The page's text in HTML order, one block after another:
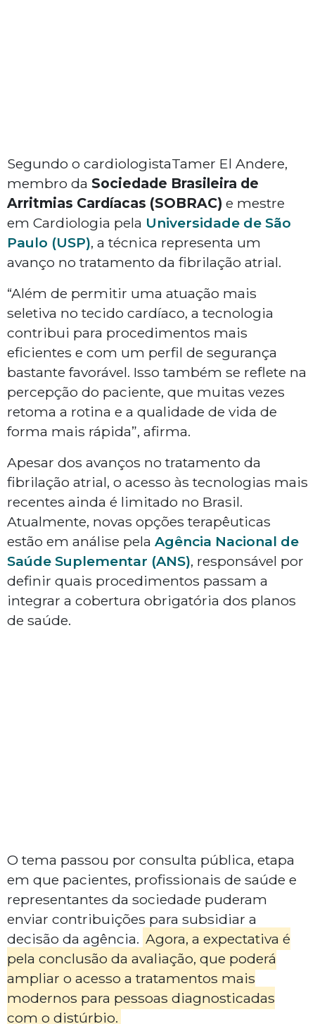
Segundo o cardiologistaTamer El Andere,
membro da Sociedade Brasileira de
Arritmias Cardíacas (SOBRAC) e mestre
em Cardiologia pela Universidade de São
Paulo (USP), a técnica representa um
avanço no tratamento da fibrilação atrial.
“Além de permitir uma atuação mais
seletiva no tecido cardíaco, a tecnologia
contribui para procedimentos mais
eficientes e com um perfil de segurança
bastante favorável. Isso também se reflete na
percepção do paciente, que muitas vezes
retoma a rotina e a qualidade de vida de
forma mais rápida”, afirma.
Apesar dos avanços no tratamento da
fibrilação atrial, o acesso às tecnologias mais
recentes ainda é limitado no Brasil.
Atualmente, novas opções terapêuticas
estão em análise pela Agência Nacional de
Saúde Suplementar (ANS), responsável por
definir quais procedimentos passam a
integrar a cobertura obrigatória dos planos
de saúde.
O tema passou por consulta pública, etapa
em que pacientes, profissionais de saúde e
representantes da sociedade puderam
enviar contribuições para subsidiar a
decisão da agência. Agora, a expectativa é
pela conclusão da avaliação, que poderá
ampliar o acesso a tratamentos mais
modernos para pessoas diagnosticadas
com o distúrbio.